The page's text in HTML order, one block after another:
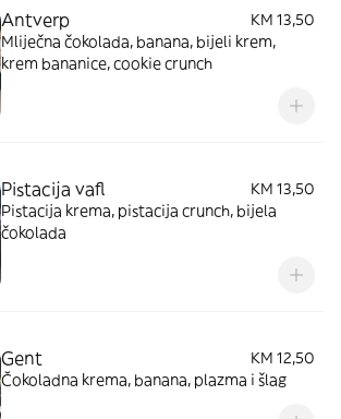
Antverp
KM 13,50
Mliječna čokolada, banana, bijeli krem,
krem bananice, cookie crunch
Pistacija vafl
KM 13,50
Pistacija krema, pistacija crunch, bijela
čokolada
Gent
KM 12,50
Čokoladna krema, banana, plazma i šlag